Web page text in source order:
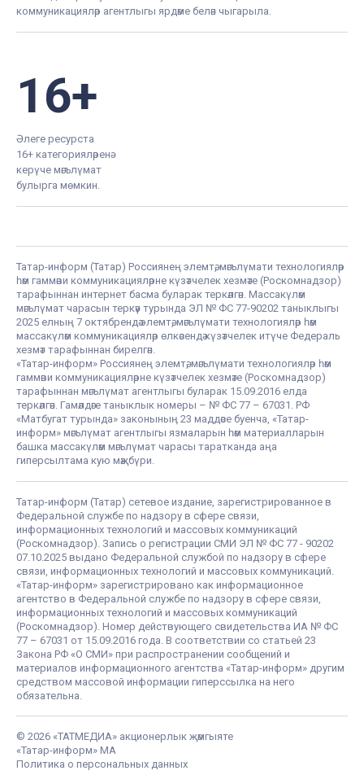
коммуникацияләр агентлыгы ярдәме белән чыгарыла.
16+
Әлеге ресурста
16+ категорияләренә
керүче мәгълүмат
булырга мөмкин.
Татар-информ (Татар) Россиянең элемтә, мәгълүмати технологияләр
һәм гаммәви коммуникацияләрне күзәтчелек хезмәте (Роскомнадзор)
тарафыннан интернет басма буларак теркәлгән. Массакүләм
мәгълүмат чарасын теркәү турында ЭЛ № ФС 77-90202 таныклыгы
2025 елның 7 октябрендә элемтә, мәгълүмати технологияләр һәм
массакүләм коммуникацияләр өлкәсендә күзәтчелек итүче Федераль
хезмәт тарафыннан бирелгән.
«Татар-информ» Россиянең элемтә, мәгълүмати технологияләр һәм
гаммәви коммуникацияләрне күзәтчелек хезмәте (Роскомнадзор)
тарафыннан мәгълүмат агентлыгы буларак 15.09.2016 елда
теркәлгән. Гамәлдәге таныклык номеры – № ФС 77 – 67031. РФ
«Матбугат турында» законының 23 маддәсе буенча, «Татар-
информ» мәгълүмат агентлыгы язмаларын һәм материалларын
башка массакүләм мәгълүмат чарасы таратканда аңа
гиперсылтама кую мәҗбүри.
Татар-информ (Татар) сетевое издание, зарегистрированное в
Федеральной службе по надзору в сфере связи,
информационных технологий и массовых коммуникаций
(Роскомнадзор). Запись о регистрации СМИ ЭЛ № ФС 77 - 90202
07.10.2025 выдано Федеральной службой по надзору в сфере
связи, информационных технологий и массовых коммуникаций.
«Татар-информ» зарегистрировано как информационное
агентство в Федеральной службе по надзору в сфере связи,
информационных технологий и массовых коммуникаций
(Роскомнадзор). Номер действующего свидетельства ИА № ФС
77 – 67031 от 15.09.2016 года. В соответствии со статьей 23
Закона РФ «О СМИ» при распространении сообщений и
материалов информационного агентства «Татар-информ» другим
средством массовой информации гиперссылка на него
обязательна.
© 2026 «ТАТМЕДИА» акционерлык җәмгыяте
«Татар-информ» МА
Политика о персональных данных